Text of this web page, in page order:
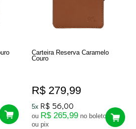
Carteira Reserva Caramelo
Couro
R$ 279,99
5x R$ 56,00
ou R$ 265,99 no boleto
ou pix